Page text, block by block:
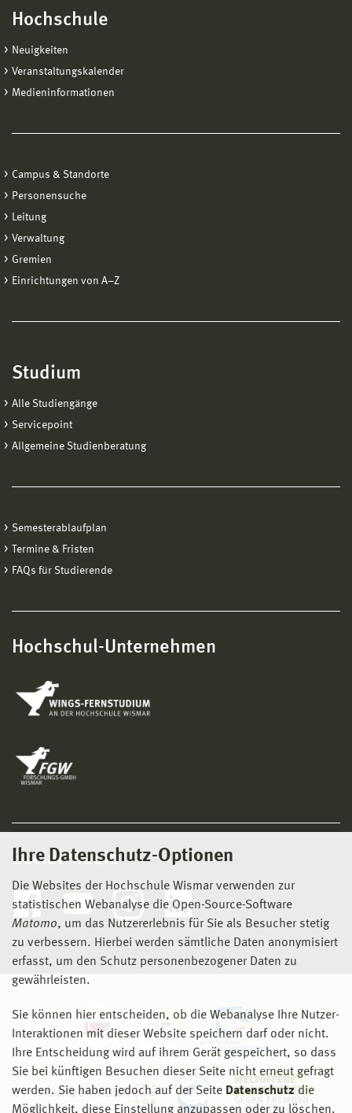
Ihre Datenschutz-Optionen
Die Websites der Hochschule Wismar verwenden zur
statistischen Webanalyse die Open-Source-Software
Matomo, um das Nutzererlebnis für Sie als Besucher stetig
zu verbessern. Hierbei werden sämtliche Daten anonymisiert
erfasst, um den Schutz personenbezogener Daten zu
gewährleisten.
Sie können hier entscheiden, ob die Webanalyse Ihre Nutzer-
Interaktionen mit dieser Website speichern darf oder nicht.
Ihre Entscheidung wird auf ihrem Gerät gespeichert, so dass
Sie bei künftigen Besuchen dieser Seite nicht erneut gefragt
werden. Sie haben jedoch auf der Seite Datenschutz die
Möglichkeit, diese Einstellung anzupassen oder zu löschen.
Hochschule
Neuigkeiten
Veranstaltungskalender
Medieninformationen
Campus & Standorte
Personensuche
Leitung
Verwaltung
Gremien
Einrichtungen von A−Z
Studium
Alle Studiengänge
Servicepoint
Allgemeine Studienberatung
Semesterablaufplan
Termine & Fristen
FAQs für Studierende
Hochschul-Unternehmen
Social Media